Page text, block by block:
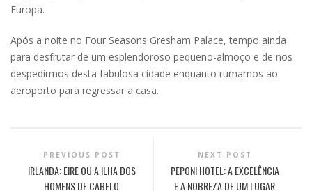
Europa.
Após a noite no Four Seasons Gresham Palace, tempo ainda
para desfrutar de um esplendoroso pequeno-almoço e de nos
despedirmos desta fabulosa cidade enquanto rumamos ao
aeroporto para regressar a casa.
PREVIOUS POST
IRLANDA: EIRE OU A ILHA DOS
HOMENS DE CABELO
NEXT POST
PEPONI HOTEL: A EXCELÊNCIA
E A NOBREZA DE UM LUGAR